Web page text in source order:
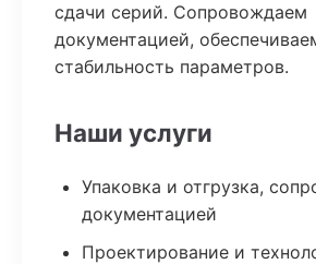
сдачи серий. Сопровождаем
документацией,
стабильность параметров.
Наши услуги
Упаковка и отгрузка,
документацией
Проектирование и